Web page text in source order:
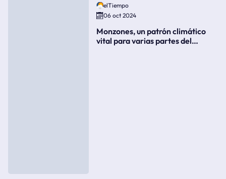
elTiempo
06 oct 2024
Monzones, un patrón climático
vital para varias partes del